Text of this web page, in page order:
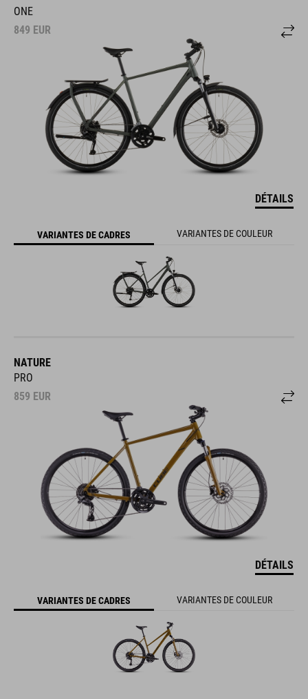
ONE
849 EUR
DÉTAILS
VARIANTES DE CADRES VARIANTES DE COULEUR
NATURE
PRO
859 EUR
DÉTAILS
VARIANTES DE CADRES VARIANTES DE COULEUR